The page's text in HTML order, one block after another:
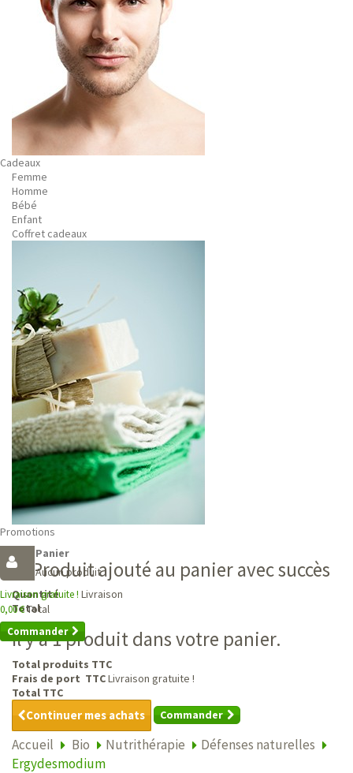
Cadeaux
Femme
Homme
Bébé
Enfant
Coffret cadeaux
Promotions
Panier
Aucun produit
Livraison gratuite ! Livraison
0,00 €Total
Commander
Produit ajouté au panier avec succès
Quantité
Total
Il y a 1 produit dans votre panier.
Total produits TTC
Frais de port TTCLivraison gratuite !
Total TTC
Continuer mes achats Commander
Accueil Bio Nutrithérapie
Défenses naturelles
Ergydesmodium